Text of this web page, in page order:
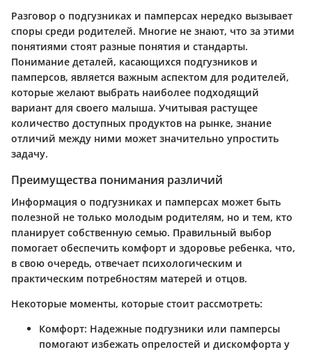
Разговор о подгузниках и памперсах нередко вызывает
споры среди родителей. Многие не знают, что за этими
понятиями стоят разные понятия и стандарты.
Понимание деталей, касающихся подгузников и
памперсов, является важным аспектом для родителей,
которые желают выбрать наиболее подходящий
вариант для своего малыша. Учитывая растущее
количество доступных продуктов на рынке, знание
отличий между ними может значительно упростить
задачу.
Преимущества понимания различий
Информация о подгузниках и памперсах может быть
полезной не только молодым родителям, но и тем, кто
планирует собственную семью. Правильный выбор
помогает обеспечить комфорт и здоровье ребенка, что,
в свою очередь, отвечает психологическим и
практическим потребностям матерей и отцов.
Некоторые моменты, которые стоит рассмотреть:
Комфорт: Надежные подгузники или памперсы
помогают избежать опрелостей и дискомфорта у